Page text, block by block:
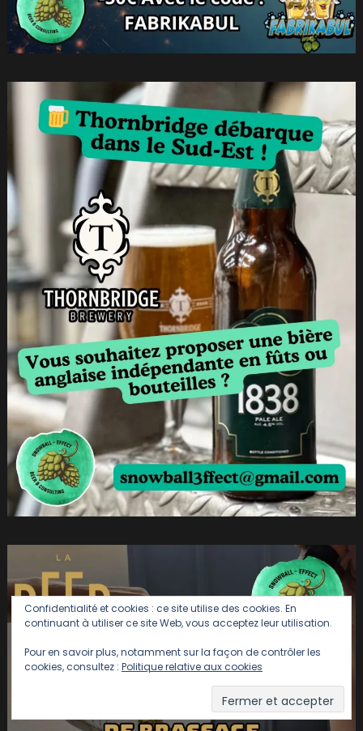
Confidentialité et cookies : ce site utilise des cookies. En
continuant à utiliser ce site Web, vous acceptez leur utilisation.
Pour en savoir plus, notamment sur la façon de contrôler les
cookies, consultez : Politique relative aux cookies